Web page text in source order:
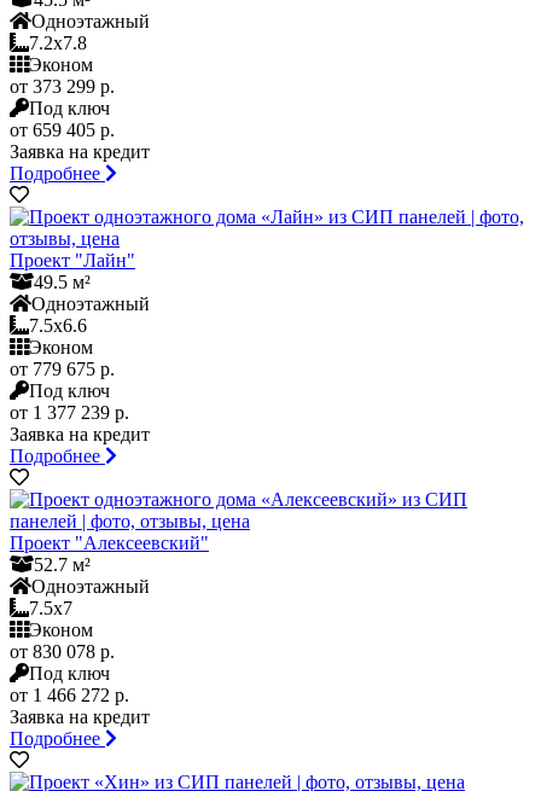
Одноэтажный
7.2x7.8
Эконом
от 373 299 р.
Под ключ
от 659 405 р.
Заявка на кредит
Подробнее
Проект "Лайн"
49.5 м²
Одноэтажный
7.5x6.6
Эконом
от 779 675 р.
Под ключ
от 1 377 239 р.
Заявка на кредит
Подробнее
Проект "Алексеевский"
52.7 м²
Одноэтажный
7.5x7
Эконом
от 830 078 р.
Под ключ
от 1 466 272 р.
Заявка на кредит
Подробнее